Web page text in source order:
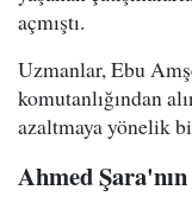
açmıştı.
Uzmanlar, Ebu
komutanlığından
azaltmaya yönelik
Ahmed